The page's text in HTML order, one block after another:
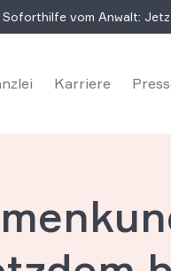
Soforthilfe vom Anwalt:
Karriere